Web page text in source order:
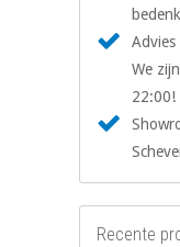
We
22:00!
Recente